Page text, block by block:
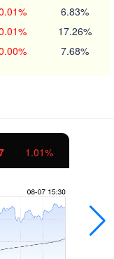
6.83%
17.26%
7.68%
1.01%